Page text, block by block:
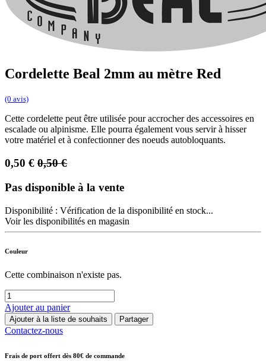
Cordelette Beal 2mm au mètre Red
(0 avis)
Cette cordelette peut être utilisée pour accrocher des accessoires en
escalade ou alpinisme. Elle pourra également vous servir à hisser
votre matériel et à confectionner des noeuds autobloquants.
0,50 € 0,50€
Pas disponible à la vente
Disponibilité : Vérification de la disponibilité en stock...
Voir les disponibilités en magasin
Couleur
Cette combinaison n'existe pas.
Ajouter au panier
Ajouter à la liste de souhaits Partager
Contactez-nous
Frais de port offert dès 80€ de commande